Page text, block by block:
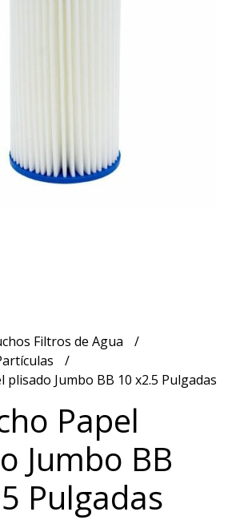
Filtros de Agua
plisado Jumbo BB 10 x2.5 Pulgadas
Papel
Jumbo BB
Pulgadas